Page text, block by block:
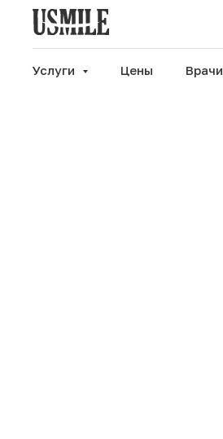
Услуги Цены Врачи